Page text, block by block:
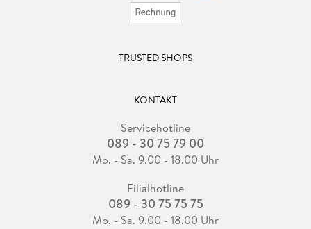
TRUSTED SHOPS
KONTAKT
Servicehotline
089 - 30 75 79 00
Mo. - Sa. 9.00 - 18.00 Uhr
Filialhotline
089 - 30 75 75 75
Mo. - Sa. 9.00 - 18.00 Uhr